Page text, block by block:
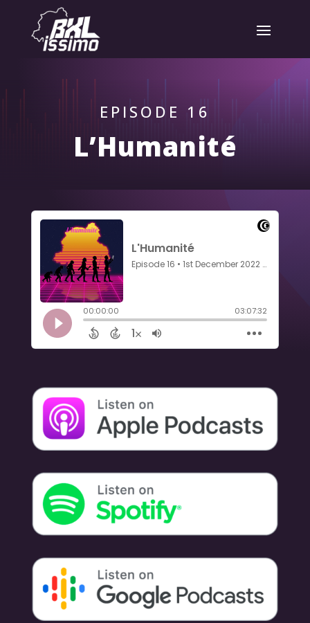
EPISODE 16
L’Humanité